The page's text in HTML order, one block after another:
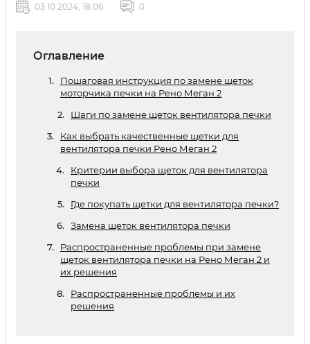
03 10 2024, 18:06 0
Оглавление
Пошаговая инструкция по замене щеток
моторчика печки на Рено Меган 2
Шаги по замене щеток вентилятора печки
Как выбрать качественные щетки для
вентилятора печки Рено Меган 2
Критерии выбора щеток для вентилятора
печки
Где покупать щетки для вентилятора печки?
Замена щеток вентилятора печки
Распространенные проблемы при замене
щеток вентилятора печки на Рено Меган 2 и
их решения
Распространенные проблемы и их
решения